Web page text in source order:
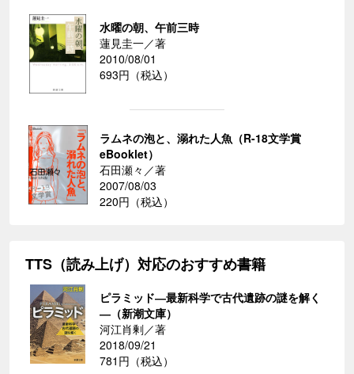
水曜の朝、午前三時
蓮見圭一／著
2010/08/01
693円（税込）
ラムネの泡と、溺れた人魚（R-18文学賞
eBooklet）
石田瀬々／著
2007/08/03
220円（税込）
TTS（読み上げ）対応のおすすめ書籍
ピラミッド―最新科学で古代遺跡の謎を解く
―（新潮文庫）
河江肖剰／著
2018/09/21
781円（税込）